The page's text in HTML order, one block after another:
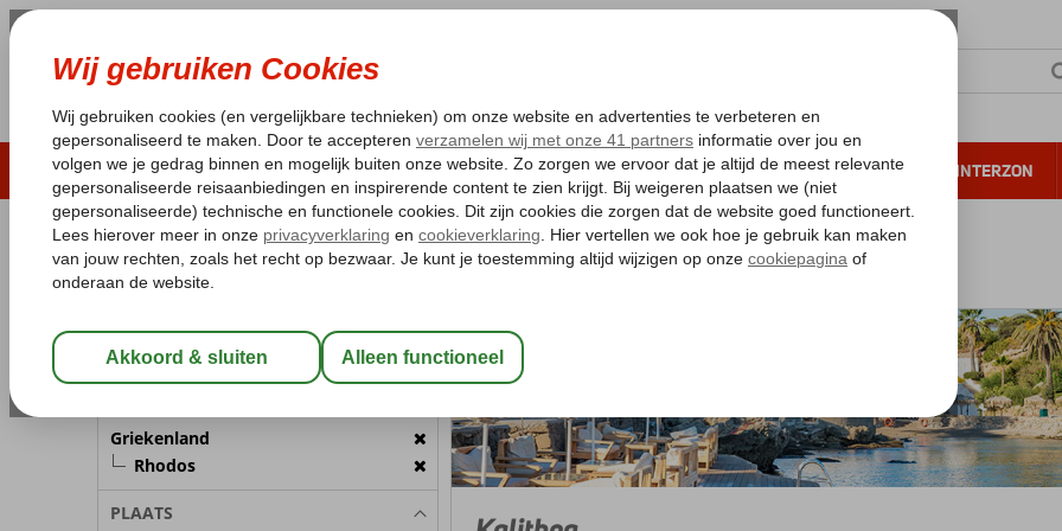
LAST MINUTE ZOMER 2026 ZONVAKANTIE VERRE REIZEN ALL INCLUSIVE WINTERZON
Pakketgarantie Laagsteprijsgarantie* Gratis annuleren*
REISGEZELSCHAP
Wijzig Reisgezelschap
Griekenland
Rhodos
PLAATS